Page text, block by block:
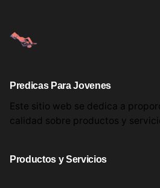
Predicas Para Jovenes
Este sitio web se dedica a
calidad sobre productos y
Productos y Servicios